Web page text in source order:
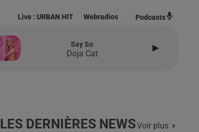
Live : URBAN HIT Webradios Podcasts
Say So
Doja Cat
LES DERNIÈRES NEWSVoir plus